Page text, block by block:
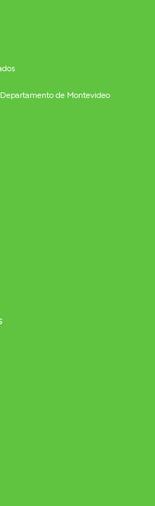
de Montevideo